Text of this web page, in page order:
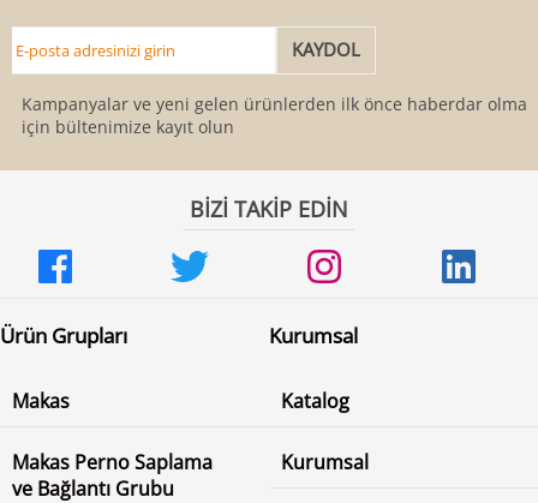
Kampanyalar ve yeni gelen ürünlerden ilk önce haberdar olmak
için bültenimize kayıt olun
BİZİ TAKİP EDİN
Ürün Grupları
Makas
Makas Perno Saplama
ve Bağlantı Grubu
Kurumsal
Katalog
Kurumsal